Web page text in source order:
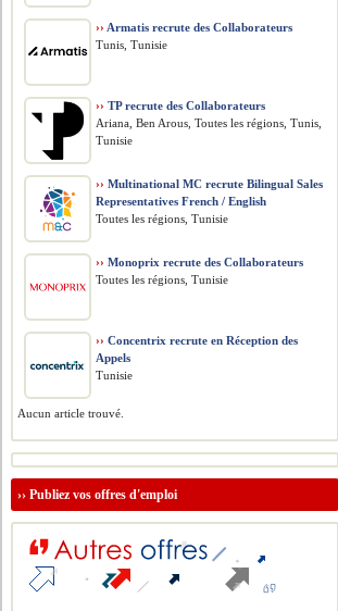
›› Armatis recrute des Collaborateurs
Tunis, Tunisie
›› TP recrute des Collaborateurs
Ariana, Ben Arous, Toutes les régions, Tunis,
Tunisie
›› Multinational MC recrute Bilingual Sales
Representatives French / English
Toutes les régions, Tunisie
›› Monoprix recrute des Collaborateurs
Toutes les régions, Tunisie
›› Concentrix recrute en Réception des
Appels
Tunisie
Aucun article trouvé.
››Publiez vos offres d'emploi